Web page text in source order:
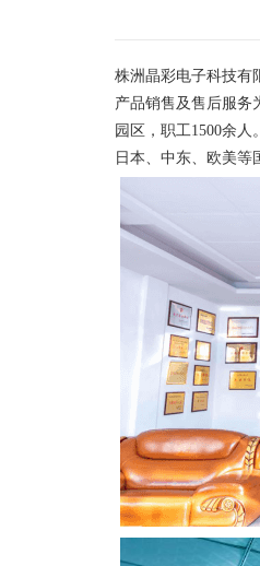
株洲晶彩电子科技有
产品销售及售后服务
园区，职工1500余
日本、中东、欧美等